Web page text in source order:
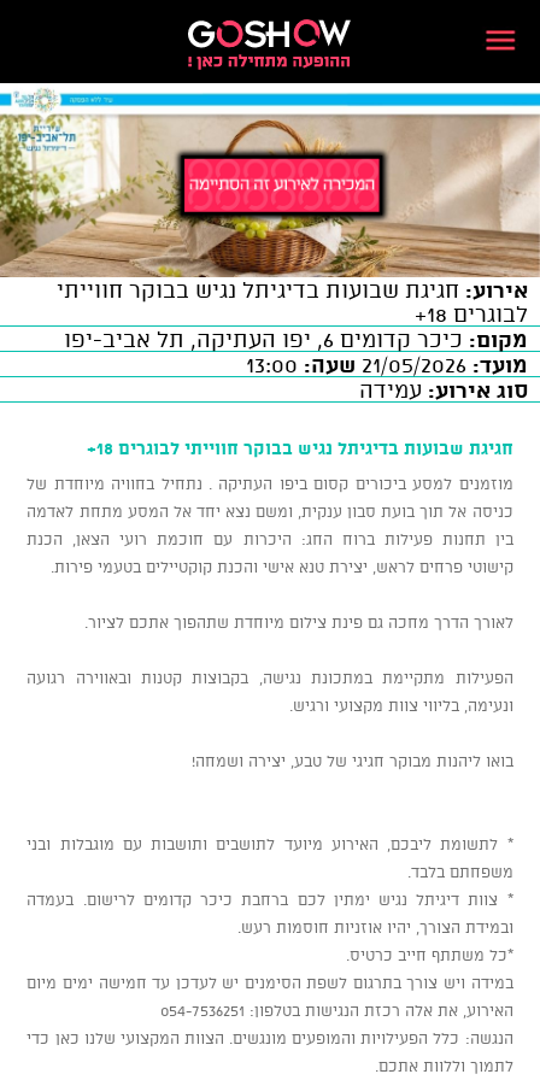
אירוע: חגיגת שבועות בדיגיתל נגיש בבוקר חווייתי
לבוגרים 18+
מקום: כיכר קדומים 6, יפו העתיקה, תל אביב-יפו
מועד:
שעה:
סוג אירוע: עמידה
חגיגת שבועות בדיגיתל נגיש בבוקר חווייתי לבוגרים 18+
מוזמנים למסע ביכורים קסום ביפו העתיקה . נתחיל בחוויה מיוחדת של
כניסה אל תוך בועת סבון ענקית, ומשם נצא יחד אל המסע מתחת לאדמה
בין תחנות פעילות ברוח החג: היכרות עם חוכמת רועי הצאן, הכנת
קישוטי פרחים לראש, יצירת טנא אישי והכנת קוקטיילים בטעמי פירות.
לאורך הדרך מחכה גם פינת צילום מיוחדת שתהפוך אתכם לציור.
הפעילות מתקיימת במתכונת נגישה, בקבוצות קטנות ובאווירה רגועה
ונעימה, בליווי צוות מקצועי ורגיש.
בואו ליהנות מבוקר חגיגי של טבע, יצירה ושמחה!
* לתשומת ליבכם, האירוע מיועד לתושבים ותושבות עם מוגבלות ובני
משפחתם בלבד.
* צוות דיגיתל נגיש ימתין לכם ברחבת כיכר קדומים לרישום. בעמדה
ובמידת הצורך, יהיו אוזניות חוסמות רעש.
*כל משתתף חייב כרטיס.
במידה ויש צורך בתרגום לשפת הסימנים יש לעדכן עד חמישה ימים מיום
האירוע, את אלה רכזת הנגישות בטלפון: 054-7536251
הנגשה: כלל הפעילויות והמופעים מונגשים. הצוות המקצועי שלנו כאן כדי
לתמוך וללוות אתכם.